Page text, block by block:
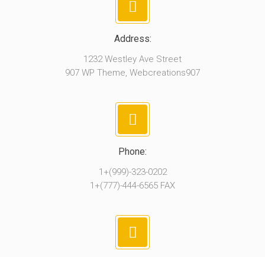
Address:
1232 Westley Ave Street
907 WP Theme, Webcreations907
Phone:
1+(999)-323-0202
1+(777)-444-6565 FAX